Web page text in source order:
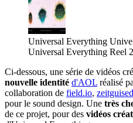
Universal Everything
Universal Everything Reel
Ci-dessous, une série de vidéos
nouvelle identité d'AOL réalisé
collaboration de field.io,
pour le sound design. Une très
de ce projet, pour des vidéos